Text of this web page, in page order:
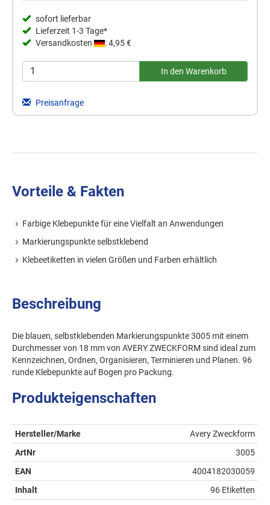
sofort lieferbar
Lieferzeit 1-3 Tage*
Versandkosten
: 4,95 €
Preisanfrage
Vorteile & Fakten
Farbige Klebepunkte für eine Vielfalt an Anwendungen
Markierungspunkte selbstklebend
Klebeetiketten in vielen Größen und Farben erhältlich
Beschreibung
Die blauen, selbstklebenden Markierungspunkte 3005 mit einem
Durchmesser von 18 mm von AVERY ZWECKFORM sind ideal zum
Kennzeichnen, Ordnen, Organisieren, Terminieren und Planen. 96
runde Klebepunkte auf Bogen pro Packung.
Produkteigenschaften
Hersteller/Marke
Avery Zweckform
ArtNr
3005
EAN
4004182030059
Inhalt
96 Etiketten